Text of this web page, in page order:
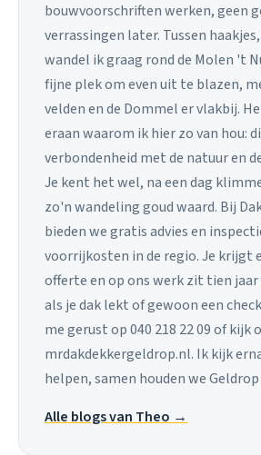
bouwvoorschriften werken, geen
verrassingen later. Tussen
wandel ik graag rond de Molen 't
fijne plek om even uit te blazen,
velden en de Dommel er vlakbij.
eraan waarom ik hier zo van hou:
verbondenheid met de natuur en
Je kent het wel, na een dag
zo'n wandeling goud waard. Bij
bieden we gratis advies en
voorrijkosten in de regio. Je krijgt
offerte en op ons werk zit tien jaar
als je dak lekt of gewoon een
me gerust op 040 218 22 09 of kijk
mrdakdekkergeldrop.nl. Ik kijk
helpen, samen houden we
Alle blogs van Theo →